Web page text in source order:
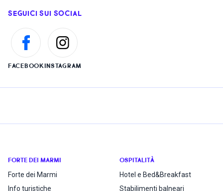
SEGUICI SUI SOCIAL
FACEBOOKINSTAGRAM
FORTE DEI MARMI
Forte dei Marmi
Info turistiche
OSPITALITÀ
Hotel e Bed&Breakfast
Stabilimenti balneari